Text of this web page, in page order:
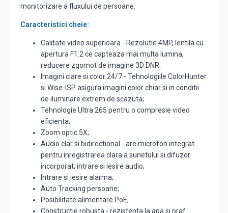
monitorizare a fluxului de persoane.
Caracteristici cheie:
Calitate video superioara - Rezolutie 4MP, lentila cu
apertura F1.2 ce capteaza mai multa lumina,
reducere zgomot de imagine 3D DNR;
Imagini clare si color 24/7 - Tehnologiile ColorHunter
si Wise-ISP asigura imagini color chiar si in conditii
de iluminare extrem de scazuta;
Tehnologie Ultra 265 pentru o compresie video
eficienta;
Zoom optic 5X;
Audio clar si bidirectional - are microfon integrat
pentru inregistrarea clara a sunetului si difuzor
incorporat; intrare si iesire audio;
Intrare si iesire alarma;
Auto Tracking persoane;
Posibilitate alimentare PoE;
Constructie robusta - rezistenta la apa si praf